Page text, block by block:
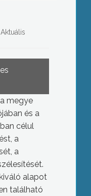
megye
és a
célul
a
a
alapot
található